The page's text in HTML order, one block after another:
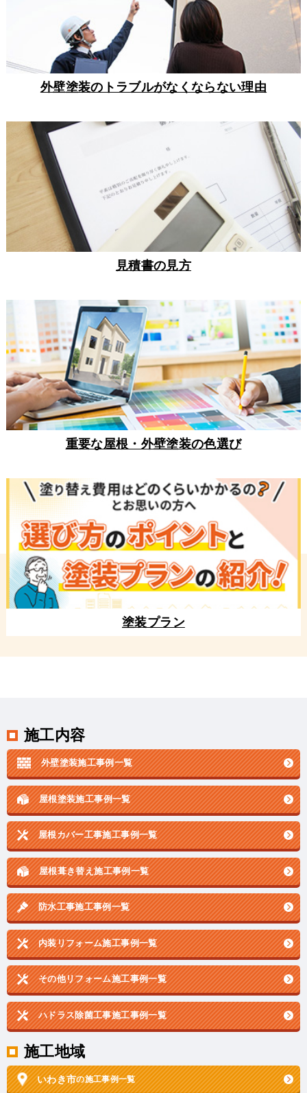
外壁塗装のトラブルがなくならない理由
見積書の見方
重要な屋根・外壁塗装の色選び
塗装プラン
施工内容
外壁塗装施工事例一覧
屋根塗装施工事例一覧
屋根カバー工事施工事例一覧
屋根葺き替え施工事例一覧
防水工事施工事例一覧
内装リフォーム施工事例一覧
その他リフォーム施工事例一覧
ハドラス除菌工事施工事例一覧
施工地域
いわき市の施工事例一覧